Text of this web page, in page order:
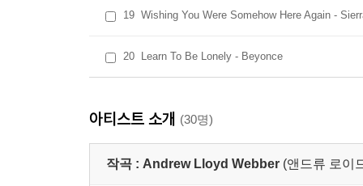
19 Wishing You Were Somehow Here Again -
20 Learn To Be Lonely - Beyonce
아티스트 소개 (30명)
작곡 : Andrew Lloyd Webber (앤드류 로이